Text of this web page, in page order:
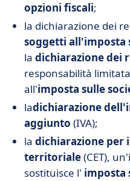
opzioni fiscali;
la dichiarazione dei
soggetti all'imposta
la dichiarazione dei
responsabilità limitata
all'imposta sulle
ladichiarazione
aggiunto (IVA);
la dichiarazione per
territoriale(CET),
sostituisce l' imposta